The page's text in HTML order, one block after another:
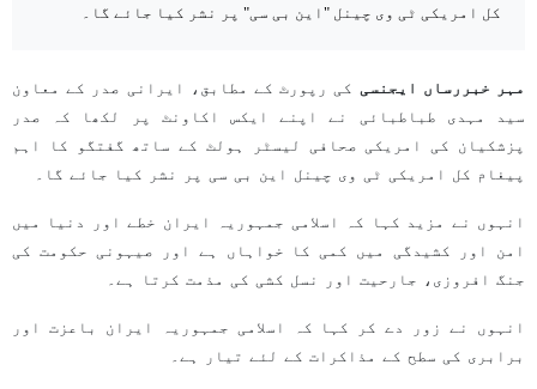
کل امریکی ٹی وی چینل "این بی سی" پر نشر کیا جائے گا۔
مہر خبررساں ایجنسی کی رپورٹ کے مطابق، ایرانی صدر کے معاون
سید مہدی طباطبائی نے اپنے ایکس اکاونٹ پر لکھا کہ صدر
پزشکیان کی امریکی صحافی لیسٹر ہولٹ کے ساتھ گفتگو کا اہم
پیغام کل امریکی ٹی وی چینل این بی سی پر نشر کیا جائے گا۔
انہوں نے مزید کہا کہ اسلامی جمہوریہ ایران خطے اور دنیا میں
امن اور کشیدگی میں کمی کا خواہاں ہے اور صیہونی حکومت کی
جنگ افروزی، جارحیت اور نسل کشی کی مذمت کرتا ہے۔
انہوں نے زور دے کر کہا کہ اسلامی جمہوریہ ایران باعزت اور
برابری کی سطح کے مذاکرات کے لئے تیار ہے۔